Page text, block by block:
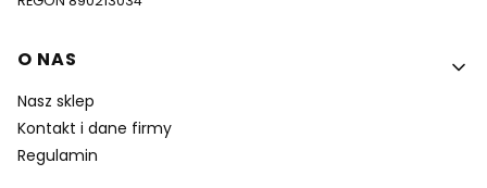
Linki w stopce
O NAS
Nasz sklep
Kontakt i dane firmy
Regulamin